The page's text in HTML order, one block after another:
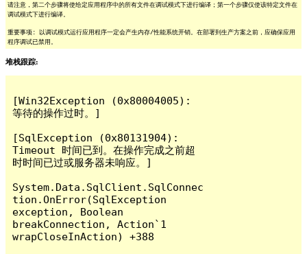
请注意，第二个步骤将使给定应用程序中的所有文件在调试模式下进行编译；第一个步骤仅使该特定文件在
调试模式下进行编译。
重要事项: 以调试模式运行应用程序一定会产生内存/性能系统开销。在部署到生产方案之前，应确保应用
程序调试已禁用。
堆栈跟踪:
[Win32Exception (0x80004005):
等待的操作过时。]
[SqlException (0x80131904):
Timeout 时间已到。在操作完成之前超
时时间已过或服务器未响应。]
System.Data.SqlClient.SqlConnec
tion.OnError(SqlException
exception, Boolean
breakConnection, Action`1
wrapCloseInAction) +388